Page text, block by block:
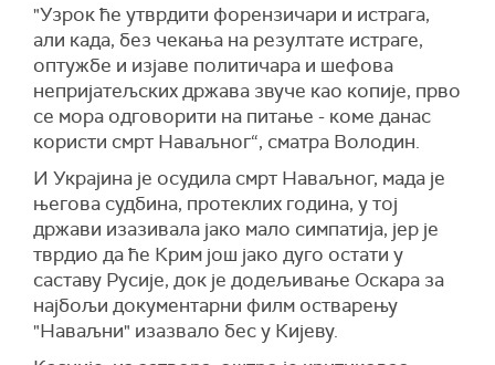
"Узрок ће утврдити форензичари и истрага,
али када, без чекања на резултате истраге,
оптужбе и изјаве политичара и шефова
непријатељских држава звуче као копије, прво
се мора одговорити на питање - коме данас
користи смрт Наваљног“, сматра Володин.
И Украјина је осудила смрт Наваљног, мада је
његова судбина, протеклих година, у тој
држави изазивала јако мало симпатија, јер је
тврдио да ће Крим још јако дуго остати у
саставу Русије, док је додељивање Оскара за
најбољи документарни филм остварењу
"Наваљни" изазвало бес у Кијеву.